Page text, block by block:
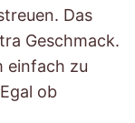
Das
Geschmack.
einfach zu
ob